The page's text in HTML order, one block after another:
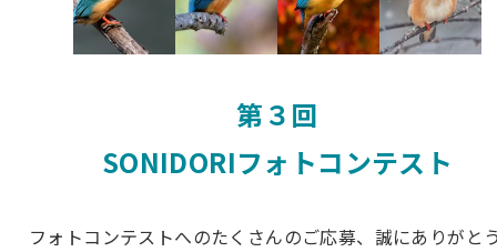
第３回
SONIDORIフォトコンテスト
フォトコンテストへのたくさんのご応募、誠にありがと